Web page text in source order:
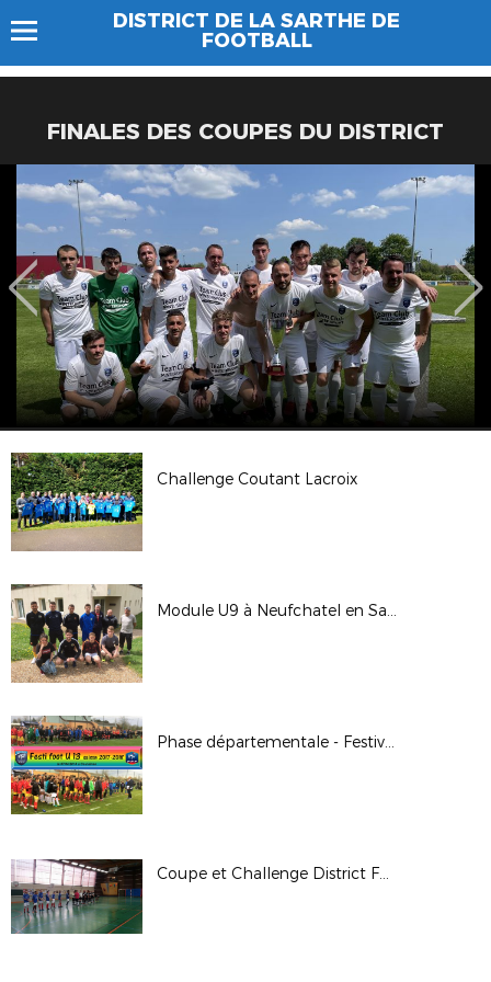
DISTRICT DE LA SARTHE DE
FOOTBALL
FINALES DES COUPES DU DISTRICT
Challenge Coutant Lacroix
Module U9 à Neufchatel en Saosnois
Phase départementale - Festival Foot U13G et U13F
Coupe et Challenge District Futsal